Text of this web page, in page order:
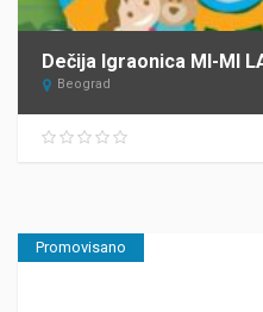
Dečija Igraonica MI-MI
Beograd
Promovisano